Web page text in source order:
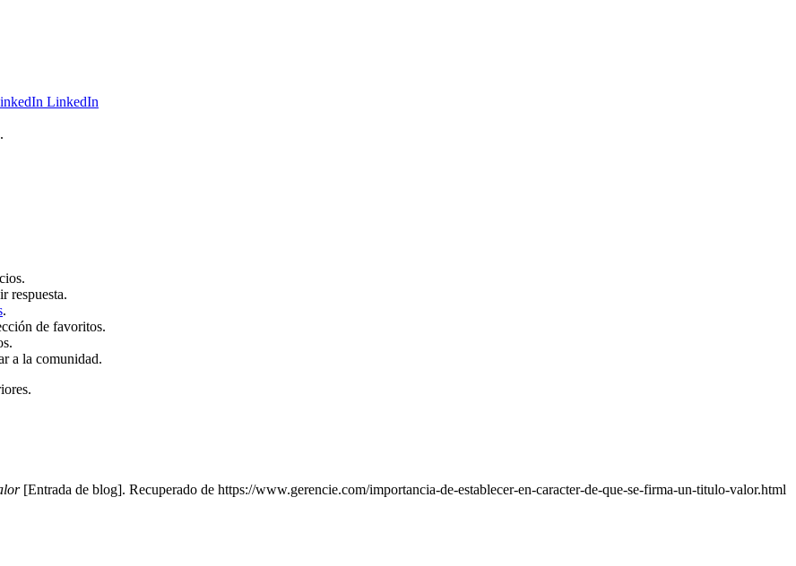
LinkedIn
respuesta.
.
de favoritos.
a la comunidad.
[Entrada de blog]. Recuperado de https://www.gerencie.com/importancia-de-establecer-en-caracter-de-que-se-firma-un-titulo-valor.html